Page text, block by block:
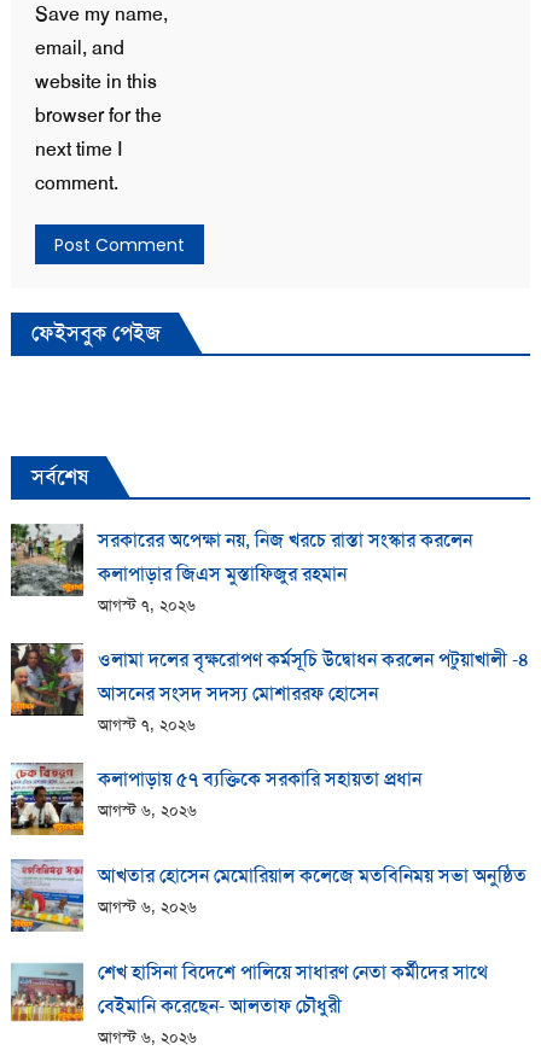
Save my name,
email, and
website in this
browser for the
next time I
comment.
ফেইসবুক পেইজ
সর্বশেষ
সরকারের অপেক্ষা নয়, নিজ খরচে রাস্তা সংস্কার করলেন
কলাপাড়ার জিএস মুস্তাফিজুর রহমান
আগস্ট ৭, ২০২৬
ওলামা দলের বৃক্ষরোপণ কর্মসূচি উদ্বোধন করলেন পটুয়াখালী -৪
আসনের সংসদ সদস্য মোশাররফ হোসেন
আগস্ট ৭, ২০২৬
কলাপাড়ায় ​৫৭ ব্যক্তিকে সরকারি সহায়তা প্রধান
আগস্ট ৬, ২০২৬
আখতার হোসেন মেমোরিয়াল কলেজে মতবিনিময় সভা অনুষ্ঠিত
আগস্ট ৬, ২০২৬
শেখ হাসিনা বিদেশে পালিয়ে সাধারণ নেতা কর্মীদের সাথে
বেইমানি করেছেন- আলতাফ চৌধুরী
আগস্ট ৬, ২০২৬